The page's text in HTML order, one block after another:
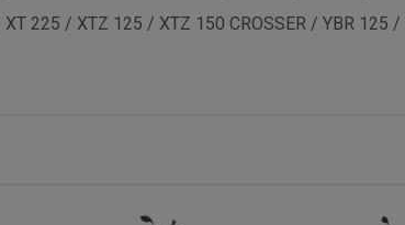
225 / XTZ 125 / XTZ 150 CROSSER / YBR 125